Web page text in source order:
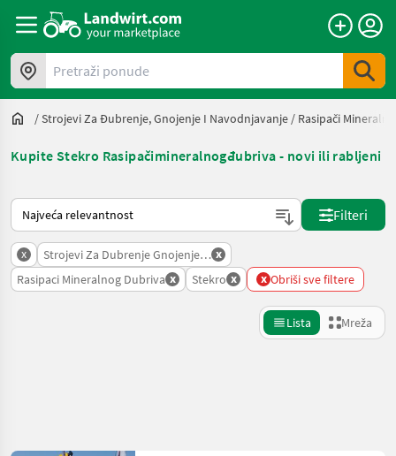
Pretraži ponude
/Strojevi Za Đubrenje, Gnojenje I Navodnjavanje / Rasipači
Kupite Stekro Rasipačimineralnogđubriva - novi ili rabljeni
Način na koji sortira Landwirt.com
Filteri
x Strojevi Za Dubrenje Gnojenje I Navodnjavanje
x
Rasipaci Mineralnog Dubriva x Stekro x x Obriši sve filtere
Lista Mreža